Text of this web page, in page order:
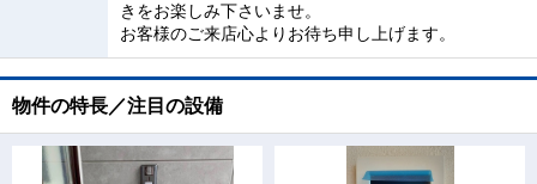
きをお楽しみ下さいませ。
お客様のご来店心よりお待ち申し上げます。
物件の特長／注目の設備